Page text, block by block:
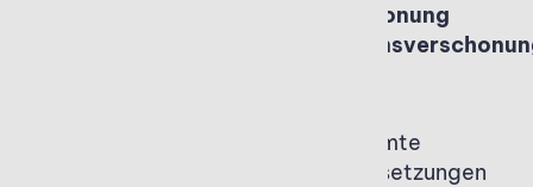
Verschonung
Bestimmte
Voraussetzungen